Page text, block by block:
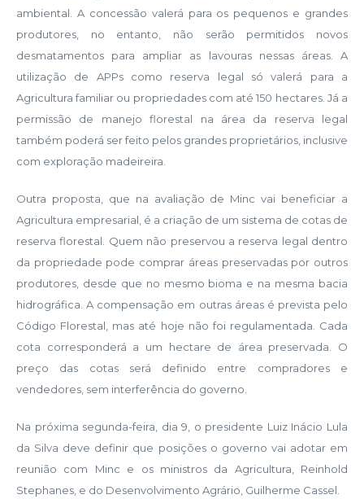
ambiental. A concessão valerá para os pequenos e grandes
produtores, no entanto, não serão permitidos novos
desmatamentos para ampliar as lavouras nessas áreas. A
utilização de APPs como reserva legal só valerá para a
Agricultura familiar ou propriedades com até 150 hectares. Já a
permissão de manejo florestal na área da reserva legal
também poderá ser feito pelos grandes proprietários, inclusive
com exploração madeireira.
Outra proposta, que na avaliação de Minc vai beneficiar a
Agricultura empresarial, é a criação de um sistema de cotas de
reserva florestal. Quem não preservou a reserva legal dentro
da propriedade pode comprar áreas preservadas por outros
produtores, desde que no mesmo bioma e na mesma bacia
hidrográfica. A compensação em outras áreas é prevista pelo
Código Florestal, mas até hoje não foi regulamentada. Cada
cota corresponderá a um hectare de área preservada. O
preço das cotas será definido entre compradores e
vendedores, sem interferência do governo.
Na próxima segunda-feira, dia 9, o presidente Luiz Inácio Lula
da Silva deve definir que posições o governo vai adotar em
reunião com Minc e os ministros da Agricultura, Reinhold
Stephanes, e do Desenvolvimento Agrário, Guilherme Cassel.